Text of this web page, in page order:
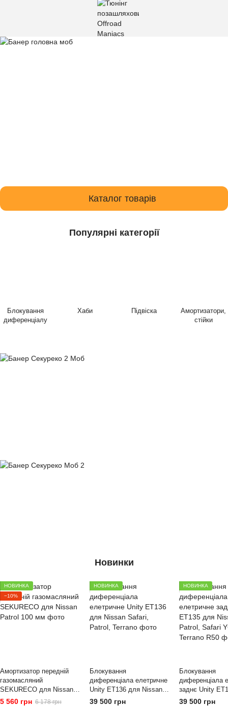
Каталог товарів
Популярні категорії
Блокування
диференціалу
Хаби Підвіска
Амортизатори,
стійки
Новинки
НОВИНКА
−10%
Амортизатор передній
газомасляний
SEKURECO для Nissan
Patrol 100 мм
5 560 грн 6 178 грн
НОВИНКА
Блокування
диференціала елетричне
Unity ET136 для Nissan
Safari, Patrol, Terrano
39 500 грн
НОВИНКА
Блокування
диференціала
заднє Unity
Nissan Patrol,
39 500 грн